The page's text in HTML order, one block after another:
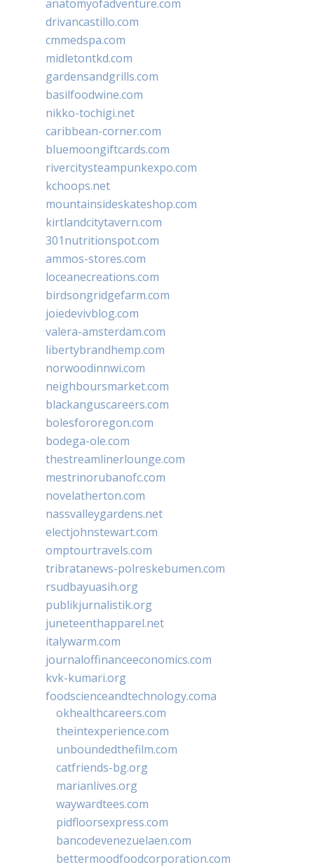
anatomyofadventure.com
drivancastillo.com
cmmedspa.com
midletontkd.com
gardensandgrills.com
basilfoodwine.com
nikko-tochigi.net
caribbean-corner.com
bluemoongiftcards.com
rivercitysteampunkexpo.com
kchoops.net
mountainsideskateshop.com
kirtlandcitytavern.com
301nutritionspot.com
ammos-stores.com
loceanecreations.com
birdsongridgefarm.com
joiedevivblog.com
valera-amsterdam.com
libertybrandhemp.com
norwoodinnwi.com
neighboursmarket.com
blackanguscareers.com
bolesfororegon.com
bodega-ole.com
thestreamlinerlounge.com
mestrinorubanofc.com
novelatherton.com
nassvalleygardens.net
electjohnstewart.com
omptourtravels.com
tribratanews-polreskebumen.com
rsudbayuasih.org
publikjurnalistik.org
juneteenthapparel.net
italywarm.com
journaloffinanceeconomics.com
kvk-kumari.org
foodscienceandtechnology.coma
okhealthcareers.com
theintexperience.com
unboundedthefilm.com
catfriends-bg.org
marianlives.org
waywardtees.com
pidfloorsexpress.com
bancodevenezuelaen.com
bettermoodfoodcorporation.com